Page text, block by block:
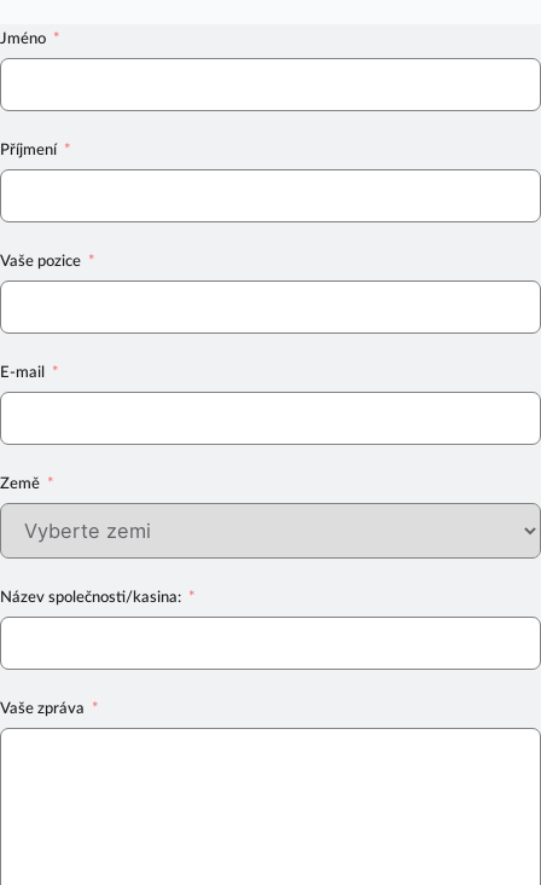
Jméno
Příjmení
Vaše pozice
E-mail
Země
Název společnosti/kasina:
Vaše zpráva